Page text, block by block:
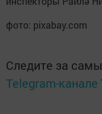
фото: pixabay.com
Следите за
Telegram-канале